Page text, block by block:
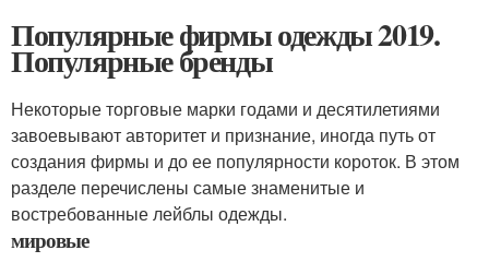
Популярные фирмы одежды 2019.
Популярные бренды
Некоторые торговые марки годами и десятилетиями
завоевывают авторитет и признание, иногда путь от
создания фирмы и до ее популярности короток. В этом
разделе перечислены самые знаменитые и
востребованные лейблы одежды.
мировые